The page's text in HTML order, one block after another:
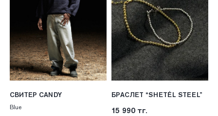
СВИТЕР CANDY
Blue
БРАСЛЕТ “SHETÉL STEEL”
15 990 тг.
САЙТ РАЗРАБОТАН В CIRCLE STUDIO
ПОЛИТИКА КОНФИДЕНЦИАЛЬНОСТИ
ПОЛИТИКА ВОЗВРАТА
ПУБЛИЧНАЯ ОФЕРТА